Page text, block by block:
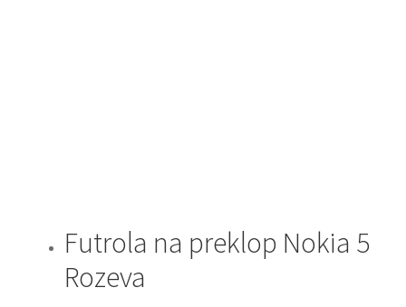
Futrola na preklop Nokia 5
Rozeva